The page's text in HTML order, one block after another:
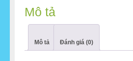
Mô tả
Mô tả Đánh giá (0)